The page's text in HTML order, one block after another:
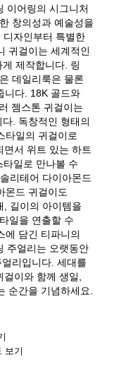
이어링의 시그니처
창의성과 예술성을
자인부터 특별한
귀걸이는 세계적인
제작합니다. 링
데일리룩은 물론
니다. 18K 골드와
젬스톤 귀걸이는
. 독창적인 형태의
타일의 귀걸이로
서 위트 있는 하트
일로 만나볼 수
리테어 다이아몬드
몬드 귀걸이도
, 길이의 아이템을
일을 연출할 수
에 담긴 티파니의
주얼리는 오랫동안
리입니다. 세대를
걸이와 함께 생일,
순간을 기념하세요.
보기